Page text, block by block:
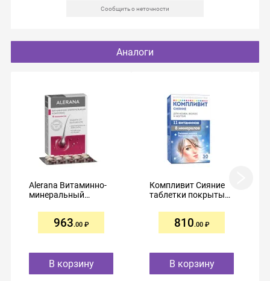
Сообщить о неточности
Аналоги
Alerana Витаминно-
минеральный
Ночь таблетки №60
963.00
В корзину
Компливит Сияние
таблетки покрытые
810.00
В корзину